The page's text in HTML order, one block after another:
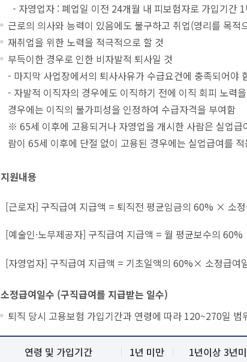
- 자영업자 : 폐업일 이전 24개월 내 피보험자로 가입기간
근로의 의사와 능력이 있음에도 불구하고 취업(영리를 목
재취업을 위한 노력을 적극적으로 할 것
부득이한 경우로 인한 비자발적 퇴사일 것
- 마지막 사업장에서의 퇴사사유가 수급요건에 충족되어야
- 자발적 이직자의 경우에도 이직하기 전에 이직 회피 노력
경우에는 이직의 불가피성을 인정하여 수급자격을 부여함
※ 65세 이후에 고용되거나 자영업을 개시한 사람은 실업
람이 65세 이후에 단절 없이 고용된 경우에는 실업급여를
지원내용
[근로자] 구직급여 지급액 = 퇴직전 평균임금의 60% × 소
[예술인·노무제공자] 구직급여 지급액 = 월 평균보수의
[자영업자] 구직급여 지급액 = 기초일액의 60%× 소정급여
소정급여일수 (구직급여를 지급받는 일수)
퇴직 당시 고용보험 가입기간과 연령에 따라 120~270일 범
연령 및 가입기간 1년 미만 1년이상 3년